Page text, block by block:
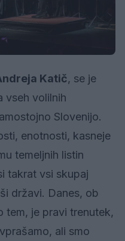
Katič, se je
vseh volilnih
Slovenijo.
enotnosti, kasneje
temeljnih listin
takrat vsi skupaj
državi. Danes, ob
tem, je pravi trenutek,
ali smo